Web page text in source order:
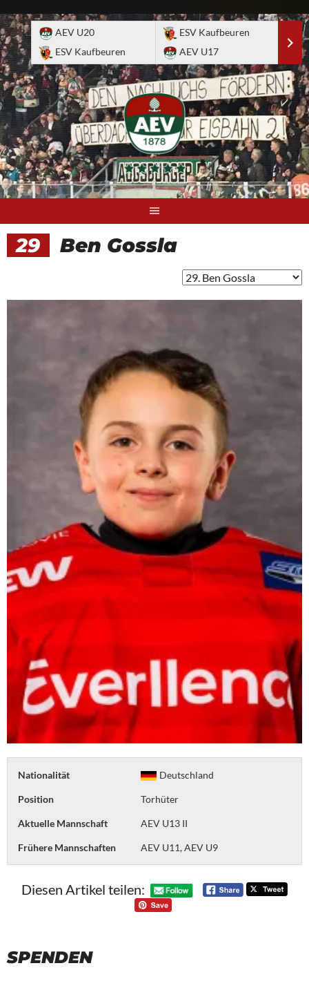
to
content
AEV U20
ESV Kaufbeuren
ESV Kaufbeuren
AEV U17
29 Ben Gossla
Nationalität Deutschland
Position Torhüter
Aktuelle Mannschaft AEV U13 II
Frühere Mannschaften AEV U11, AEV U9
Diesen Artikel teilen:
SPENDEN